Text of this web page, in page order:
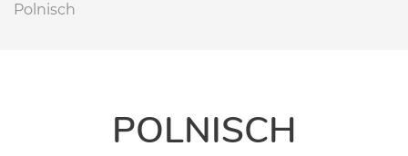
Polnisch
POLNISCH